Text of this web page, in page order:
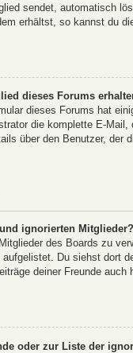
sendet, automatisch
erhältst, so kannst du
dieses Forums
dieses Forums hat
die komplette E-
über den Benutzer,
ignorierten Mitglieder?
des Boards zu
Du siehst dort
deiner Freunde
oder zur Liste der